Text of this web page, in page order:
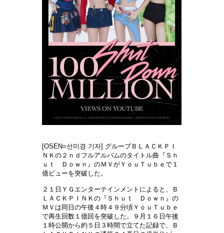
[OSEN=선미경 기자] グループＢＬＡＣＫＰＩ
ＮＫの２ｎｄフルアルバムのタイトル曲『Ｓｈ
ｕｔ Ｄｏｗｎ』のＭＶがＹｏｕＴｕｂｅで１
億ビューを突破した。
２１日ＹＧエンターテインメントによると、Ｂ
ＬＡＣＫＰＩＮＫの『Ｓｈｕｔ Ｄｏｗｎ』の
ＭＶは同日の午後４時４９分頃ＹｏｕＴｕｂｅ
で再生回数１億回を突破した。９月１６日午後
１時公開から約５日３時間で立てた記録で、Ｂ